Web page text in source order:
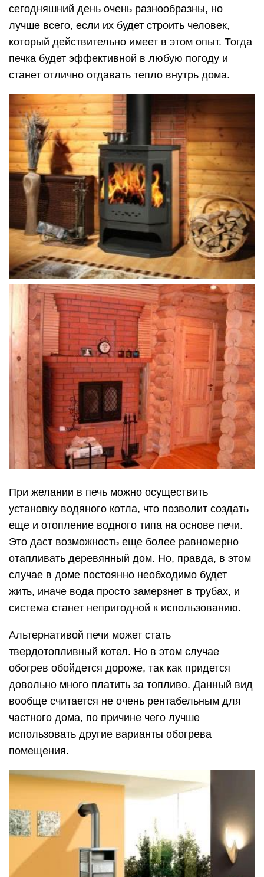
сегодняшний день очень разнообразны, но
лучше всего, если их будет строить человек,
который действительно имеет в этом опыт. Тогда
печка будет эффективной в любую погоду и
станет отлично отдавать тепло внутрь дома.
При желании в печь можно осуществить
установку водяного котла, что позволит создать
еще и отопление водного типа на основе печи.
Это даст возможность еще более равномерно
отапливать деревянный дом. Но, правда, в этом
случае в доме постоянно необходимо будет
жить, иначе вода просто замерзнет в трубах, и
система станет непригодной к использованию.
Альтернативой печи может стать
твердотопливный котел. Но в этом случае
обогрев обойдется дороже, так как придется
довольно много платить за топливо. Данный вид
вообще считается не очень рентабельным для
частного дома, по причине чего лучше
использовать другие варианты обогрева
помещения.